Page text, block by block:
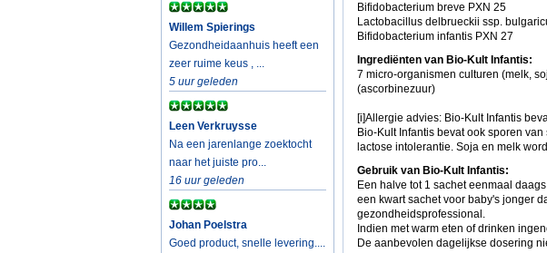
Willem Spierings
Gezondheidaanhuis heeft een
zeer ruime keus , ...
5 uur geleden
Leen Verkruysse
Na een jarenlange zoektocht
naar het juiste pro...
16 uur geleden
Johan Poelstra
Goed product, snelle levering....
Bifidobacterium breve PXN 25
Lactobacillus delbrueckii ssp.
Bifidobacterium infantis PXN 27
Ingrediënten van Bio-Kult Infantis:
7 micro-organismen culturen (melk,
(ascorbinezuur)
[i]Allergie advies: Bio-Kult Infantis
Bio-Kult Infantis bevat ook sporen
lactose intolerantie. Soja en melk
Gebruik van Bio-Kult Infantis:
Een halve tot 1 sachet eenmaal
een kwart sachet voor baby's jonger
gezondheidsprofessional.
Indien met warm eten of drinken
De aanbevolen dagelijkse dosering